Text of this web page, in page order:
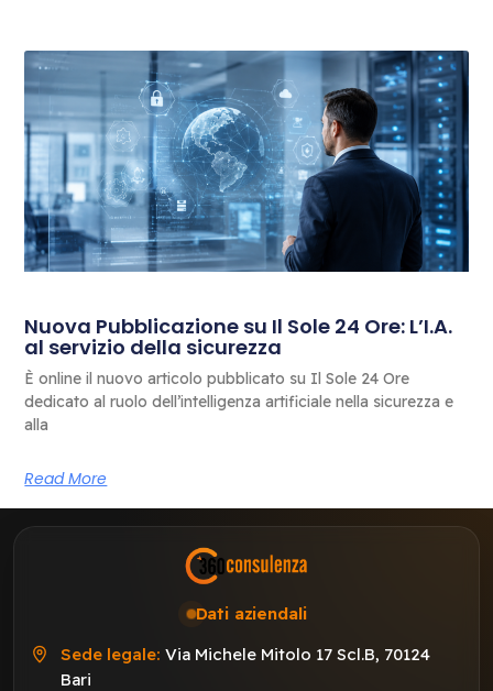
Nuova Pubblicazione su Il Sole 24 Ore: L’I.A.
al servizio della sicurezza
È online il nuovo articolo pubblicato su Il Sole 24 Ore
dedicato al ruolo dell’intelligenza artificiale nella sicurezza e
alla
Read More
Dati aziendali
Sede legale: Via Michele Mitolo 17 Scl.B, 70124
Bari